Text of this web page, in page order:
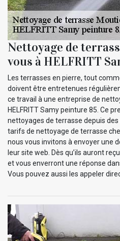
Nettoyage de
vous à HELFRITT
Les terrasses en pierre, tout
doivent être entretenues
ce travail à une entreprise de
HELFRITT Samy peinture 85. Ce
nettoyages de terrasse depuis
tarifs de nettoyage de terrasse
nous vous invitons à envoyer une
leur site web. Dès qu’ils auront
et vous enverront une réponse
Vous pouvez aussi les appeler